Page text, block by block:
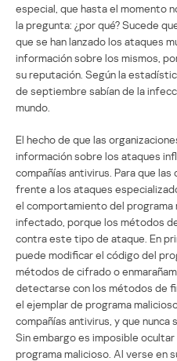
especial, que hasta el momento
la pregunta: ¿por qué? Sucede
que se han lanzado los ataques
información sobre los mismos,
su reputación. Según la
de septiembre sabían de la
mundo.
El hecho de que las
información sobre los ataques
compañías antivirus. Para que
frente a los ataques
el comportamiento del programa
infectado, porque los métodos
contra este tipo de ataque. En
puede modificar el código del
métodos de cifrado o
detectarse con los métodos de
el ejemplar de programa
compañías antivirus, y que
Sin embargo es imposible
programa malicioso. Al verse en